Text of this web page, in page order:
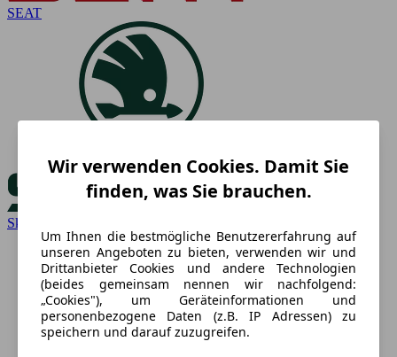
SEAT
Skoda
Wir verwenden Cookies. Damit Sie
finden, was Sie brauchen.
Um Ihnen die bestmögliche Benutzererfahrung auf
unseren Angeboten zu bieten, verwenden wir und
Drittanbieter Cookies und andere Technologien
(beides gemeinsam nennen wir nachfolgend:
„Cookies"), um Geräteinformationen und
personenbezogene Daten (z.B. IP Adressen) zu
speichern und darauf zuzugreifen.